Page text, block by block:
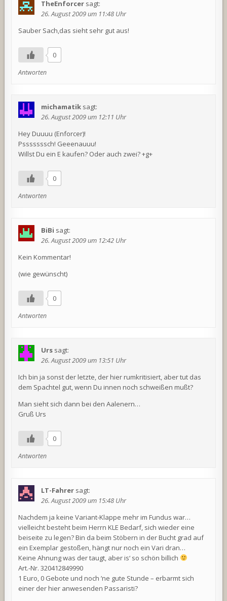
TheEnforcer sagt:
26. August 2009 um 11:48 Uhr
Sauber Sach,das sieht sehr gut aus!
0
Antworten
michamatik sagt:
26. August 2009 um 12:11 Uhr
Hey Duuuu (Enforcer)!
Psssssssch! Geeenauuu!
Willst Du ein E kaufen? Oder auch zwei? +g+
0
Antworten
BiBi sagt:
26. August 2009 um 12:42 Uhr
Kein Kommentar!
(wie gewünscht)
0
Antworten
Urs sagt:
26. August 2009 um 13:51 Uhr
Ich bin ja sonst der letzte, der hier rumkritisiert, aber tut das
dem Spachtel gut, wenn Du innen noch schweißen mußt?
Man sieht sich dann bei den Aalenern…
Gruß Urs
0
Antworten
LT-Fahrer sagt:
26. August 2009 um 15:48 Uhr
Nachdem ja keine Variant-Klappe mehr im Fundus war…
vielleicht besteht beim Herrn KLE Bedarf, sich wieder eine
beiseite zu legen? Bin da beim Stöbern in der Bucht grad auf
ein Exemplar gestoßen, hängt nur noch ein Vari dran…
Keine Ahnung was der taugt, aber is‘ so schön billich
Art.-Nr. 320412849990
1 Euro, 0 Gebote und noch ’ne gute Stunde – erbarmt sich
einer der hier anwesenden Passaristi?